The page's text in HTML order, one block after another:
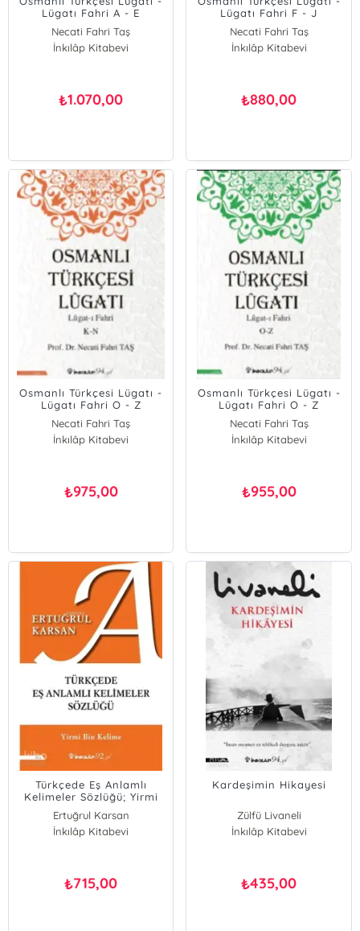
Lügatı Fahri A - E
Necati Fahri Taş
İnkılâp Kitabevi
₺1.070,00
Lügatı Fahri F - J
Necati Fahri Taş
İnkılâp Kitabevi
₺880,00
Osmanlı Türkçesi Lügatı -
Lügatı Fahri O - Z
Necati Fahri Taş
İnkılâp Kitabevi
₺975,00
Osmanlı Türkçesi Lügatı -
Lügatı Fahri O - Z
Necati Fahri Taş
İnkılâp Kitabevi
₺955,00
Türkçede Eş Anlamlı
Kelimeler Sözlüğü; Yirmi
Bin Kelime
Ertuğrul Karsan
İnkılâp Kitabevi
₺715,00
Kardeşimin Hikayesi
Zülfü Livaneli
İnkılâp Kitabevi
₺435,00